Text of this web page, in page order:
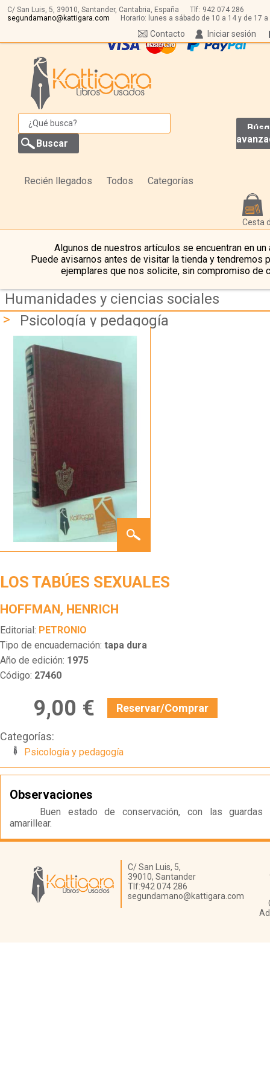
C/ San Luis, 5, 39010, Santander, Cantabria, España Tlf: 942 074 286
segundamano@kattigara.com
Horario: lunes a sábado de 10 a 14 y de 17 a
Iniciar sesión
Contacto
Recién llegados Todos Categorías
Cesta
Algunos de nuestros artículos se encuentran en un
Puede avisarnos antes de visitar la tienda y tendremos
ejemplares que nos solicite, sin compromiso de
Humanidades y ciencias sociales
>
Psicología y pedagogía
TABÚES
LOS TABÚES SEXUALES
HOFFMAN, HENRICH
Editorial: PETRONIO
Tipo de encuadernación: tapa dura
Año de edición: 1975
Código: 27460
9,00 € Reservar/Comprar
Categorías:
Psicología y pedagogía
Observaciones
Buen estado de conservación, con las guardas
amarillear.
Librería Kattigara
C/ San Luis, 5,
39010, Santander
Tlf:942 074 286
segundamano@kattigara.com